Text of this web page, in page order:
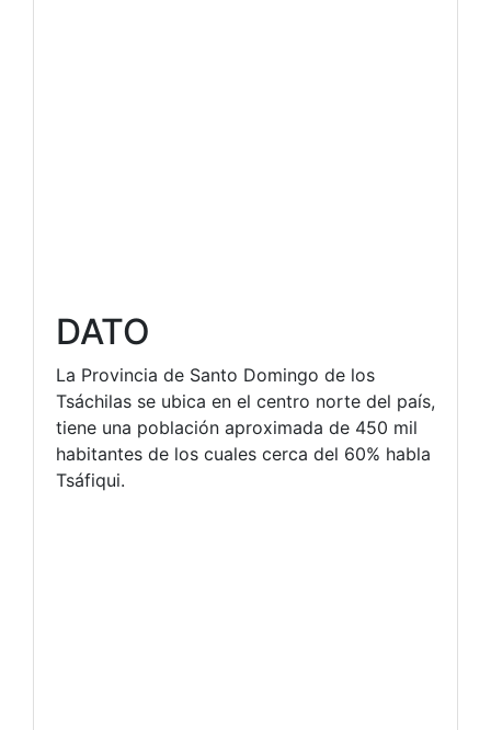
DATO
La Provincia de Santo Domingo de los
Tsáchilas se ubica en el centro norte del país,
tiene una población aproximada de 450 mil
habitantes de los cuales cerca del 60% habla
Tsáfiqui.